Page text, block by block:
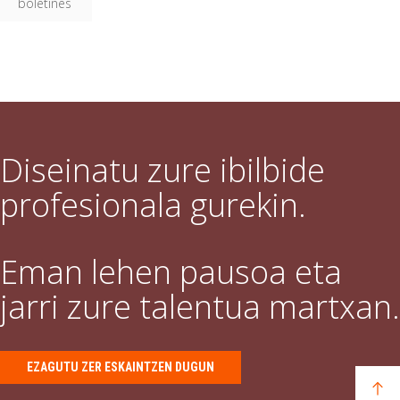
Diseinatu zure ibilbide
profesionala gurekin.
Eman lehen pausoa eta
jarri zure talentua martxan.
EZAGUTU ZER ESKAINTZEN DUGUN